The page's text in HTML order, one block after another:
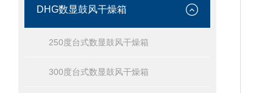
DHG数显鼓风干燥箱
250度台式数显鼓风干燥箱
300度台式数显鼓风干燥箱